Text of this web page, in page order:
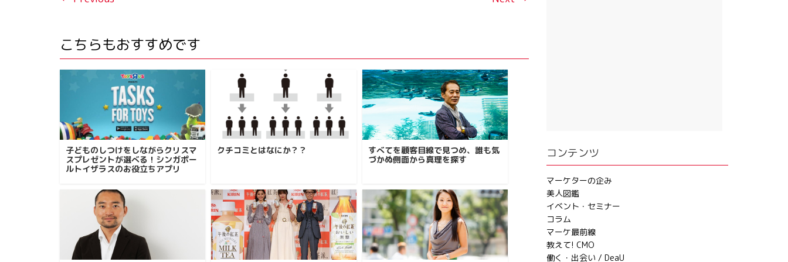
こちらもおすすめです
子どものしつけをしながらクリスマ
スプレゼントが選べる！シンガポー
ルトイザラスのお役立ちアプリ
クチコミとはなにか？？
すべてを顧客目線で見つめ、誰も気
づかぬ側面から真理を探す
コンテンツ
マーケターの企み
美人図鑑
イベント・セミナー
コラム
マーケ最前線
教えて! CMO
働く・出会い / DeaU